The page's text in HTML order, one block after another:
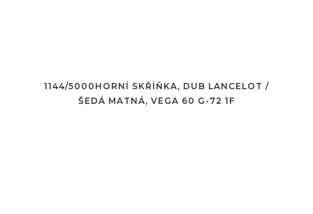
1144/5000HORNÍ SKŘÍŇKA, DUB LANCELOT /
ŠEDÁ MATNÁ, VEGA 60 G-72 1F